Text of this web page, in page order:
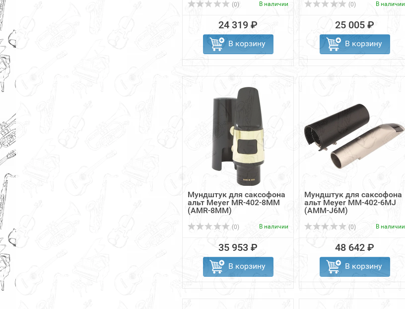
(0) В наличии
24 319 ₽
В корзину
(0) В наличии
25 005 ₽
В корзину
Мундштук для саксофона
альт Meyer MR-402-8MM
(AMR-8MM)
(0) В наличии
35 953 ₽
В корзину
Мундштук для саксофона
альт Meyer MM-402-6MJ
(AMM-J6M)
(0) В наличии
48 642 ₽
В корзину